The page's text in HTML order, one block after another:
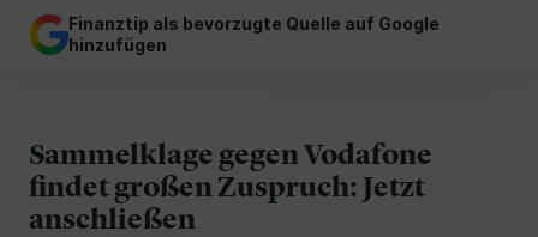
Finanztip als bevorzugte Quelle auf Google
hinzufügen
Sammelklage gegen Vodafone
findet großen Zuspruch: Jetzt
anschließen